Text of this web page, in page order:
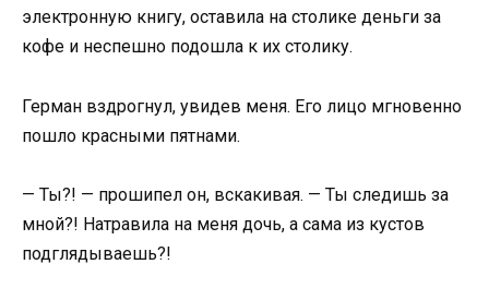
электронную книгу, оставила на столике деньги за
кофе и неспешно подошла к их столику.
Герман вздрогнул, увидев меня. Его лицо мгновенно
пошло красными пятнами.
— Ты?! — прошипел он, вскакивая. — Ты следишь за
мной?! Натравила на меня дочь, а сама из кустов
подглядываешь?!